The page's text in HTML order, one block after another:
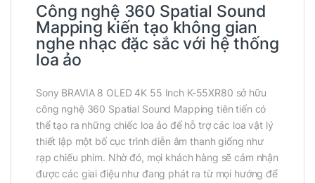
Công nghệ 360 Spatial Sound
Mapping kiến tạo không gian
nghe nhạc đặc sắc với hệ thống
loa ảo
Sony BRAVIA 8 OLED 4K 55 Inch K-55XR80 sở hữu
công nghệ 360 Spatial Sound Mapping tiên tiến có
thể tạo ra những chiếc loa ảo để hỗ trợ các loa vật lý
thiết lập một bố cục trình diễn âm thanh giống như
rạp chiếu phim. Nhờ đó, mọi khách hàng sẽ cảm nhận
được các giai điệu như đang phát ra từ mọi hướng để